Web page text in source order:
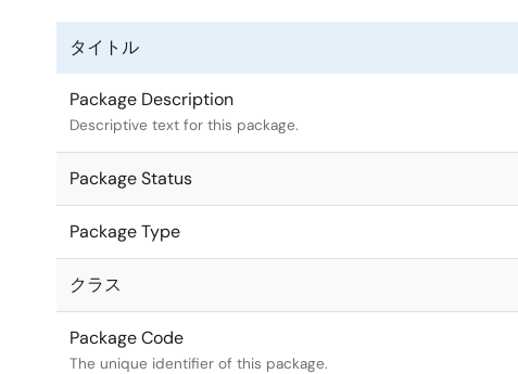
タイトル
Package Description
Descriptive text for this package.
Package Status
Package Type
クラス
Package Code
The unique identifier of this package.